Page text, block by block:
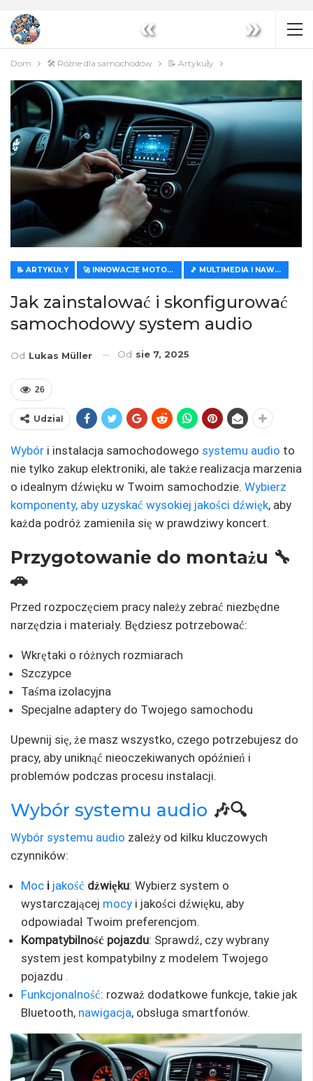
« »
Dom 🛠️ Różne dla samochodów 📝 Artykuły
📝 ARTYKUŁY 🚀 INNOWACJE MOTORYZACYJNE 🎵 MULTIMEDIA I NAWIGACJA
Jak zainstalować i skonfigurować
samochodowy system audio
Od Lukas Müller Od sie 7, 2025
26
Udział
Wybór i instalacja samochodowego systemu audio to
nie tylko zakup elektroniki, ale także realizacja marzenia
o idealnym dźwięku w Twoim samochodzie. Wybierz
komponenty, aby uzyskać wysokiej jakości dźwięk, aby
każda podróż zamieniła się w prawdziwy koncert.
Przygotowanie do montażu 🔧
🚗
Przed rozpoczęciem pracy należy zebrać niezbędne
narzędzia i materiały. Będziesz potrzebować:
Wkrętaki o różnych rozmiarach
Szczypce
Taśma izolacyjna
Specjalne adaptery do Twojego samochodu
Upewnij się, że masz wszystko, czego potrzebujesz do
pracy, aby uniknąć nieoczekiwanych opóźnień i
problemów podczas procesu instalacji.
Wybór systemu audio 🎶🔍
Wybór systemu audio zależy od kilku kluczowych
czynników:
Moc i jakość dźwięku: Wybierz system o
wystarczającej mocy i jakości dźwięku, aby
odpowiadał Twoim preferencjom.
Kompatybilność pojazdu: Sprawdź, czy wybrany
system jest kompatybilny z modelem Twojego
pojazdu .
Funkcjonalność: rozważ dodatkowe funkcje, takie jak
Bluetooth, nawigacja, obsługa smartfonów.